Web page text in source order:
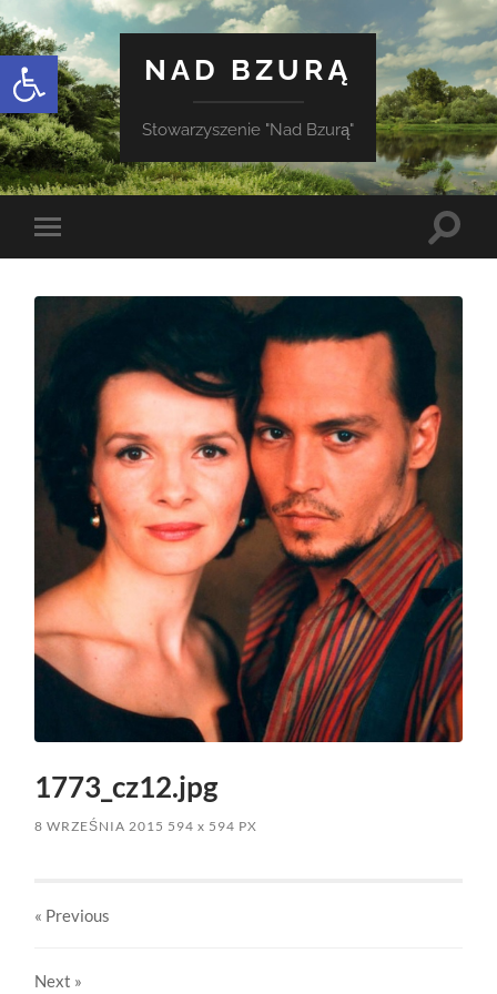
Otwórz pasek narzędzi
NAD BZURĄ
Stowarzyszenie "Nad Bzurą"
Toggle
mobile
Toggle
1773_cz12.jpg
8 WRZEŚNIA 2015 594x 594 PX
« Previous
Next »